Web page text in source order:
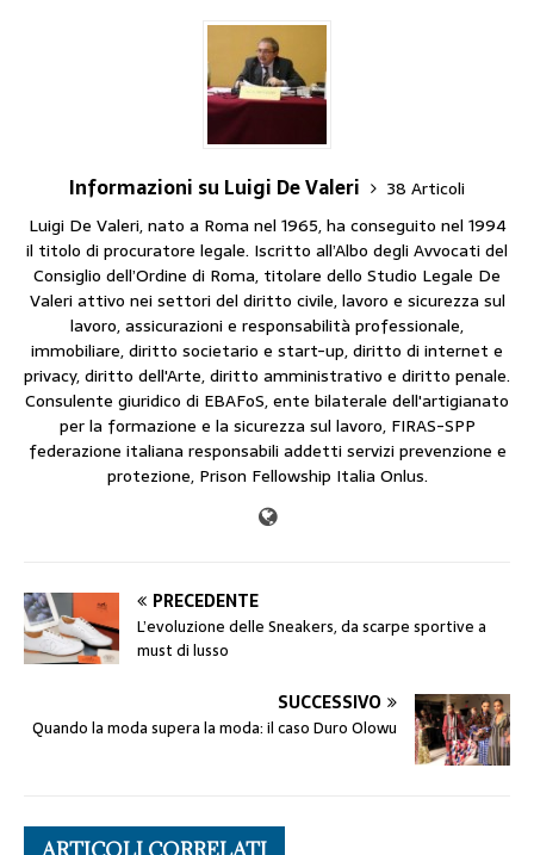
Informazioni su Luigi De Valeri
38 Articoli
Luigi De Valeri, nato a Roma nel 1965, ha conseguito nel 1994
il titolo di procuratore legale. Iscritto all’Albo degli Avvocati del
Consiglio dell’Ordine di Roma, titolare dello Studio Legale De
Valeri attivo nei settori del diritto civile, lavoro e sicurezza sul
lavoro, assicurazioni e responsabilità professionale,
immobiliare, diritto societario e start-up, diritto di internet e
privacy, diritto dell'Arte, diritto amministrativo e diritto penale.
Consulente giuridico di EBAFoS, ente bilaterale dell'artigianato
per la formazione e la sicurezza sul lavoro, FIRAS-SPP
federazione italiana responsabili addetti servizi prevenzione e
protezione, Prison Fellowship Italia Onlus.
PRECEDENTE
L’evoluzione delle Sneakers, da scarpe sportive a
must di lusso
SUCCESSIVO
Quando la moda supera la moda: il caso Duro Olowu